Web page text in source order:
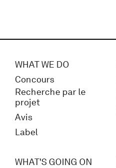
WHAT WE DO
Concours
Recherche par le
projet
Avis
Label
WHAT'S GOING ON